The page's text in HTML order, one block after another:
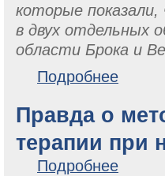
которые показали,
в двух отдельных
области Брока и
Подробнее
Правда о
терапии при
Подробнее